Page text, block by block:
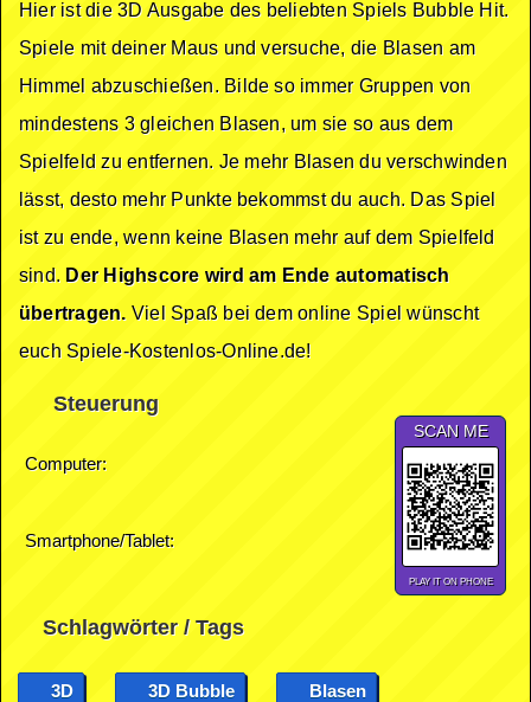
Hier ist die 3D Ausgabe des beliebten Spiels Bubble Hit.
Spiele mit deiner Maus und versuche, die Blasen am
Himmel abzuschießen. Bilde so immer Gruppen von
mindestens 3 gleichen Blasen, um sie so aus dem
Spielfeld zu entfernen. Je mehr Blasen du verschwinden
lässt, desto mehr Punkte bekommst du auch. Das Spiel
ist zu ende, wenn keine Blasen mehr auf dem Spielfeld
sind. Der Highscore wird am Ende automatisch
übertragen. Viel Spaß bei dem online Spiel wünscht
euch Spiele-Kostenlos-Online.de!
Steuerung
Computer:
Smartphone/Tablet:
SCAN ME
PLAY IT ON PHONE
Schlagwörter / Tags
3D 3D Bubble Blasen